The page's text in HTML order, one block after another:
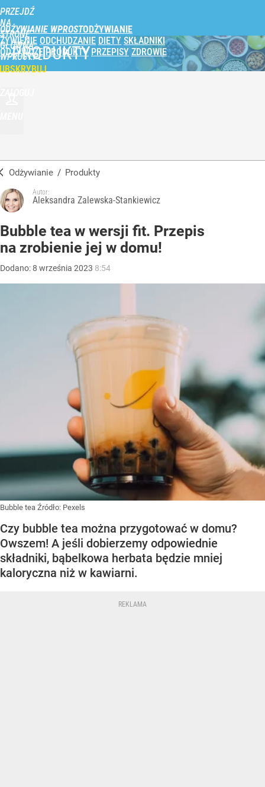
PRZEJDŹ
NA
STRONĘ
GŁÓWNĄ
WPROST.PL
ODŻYWIANIE WPROST
ŻYWIENIE ODCHUDZANIE DIETY SKŁADNIKI
ODŻYWCZE PRODUKTY PRZEPISY ZDROWIE
PRODUKTY
Odżywianie / Produkty
Autor:
Aleksandra Zalewska-Stankiewicz
Bubble tea w wersji fit. Przepis
na zrobienie jej w domu!
Dodano:8 września 2023 8:54
Bubble tea Źródło: Pexels
Czy bubble tea można przygotować w domu?
Owszem! A jeśli dobierzemy odpowiednie
składniki, bąbelkowa herbata będzie mniej
kaloryczna niż w kawiarni.